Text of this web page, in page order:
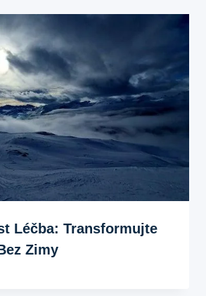
Léčba: Transformujte
Zimy